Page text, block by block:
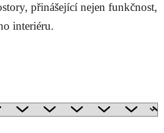
přinášející nejen funkčnost,
interiéru.